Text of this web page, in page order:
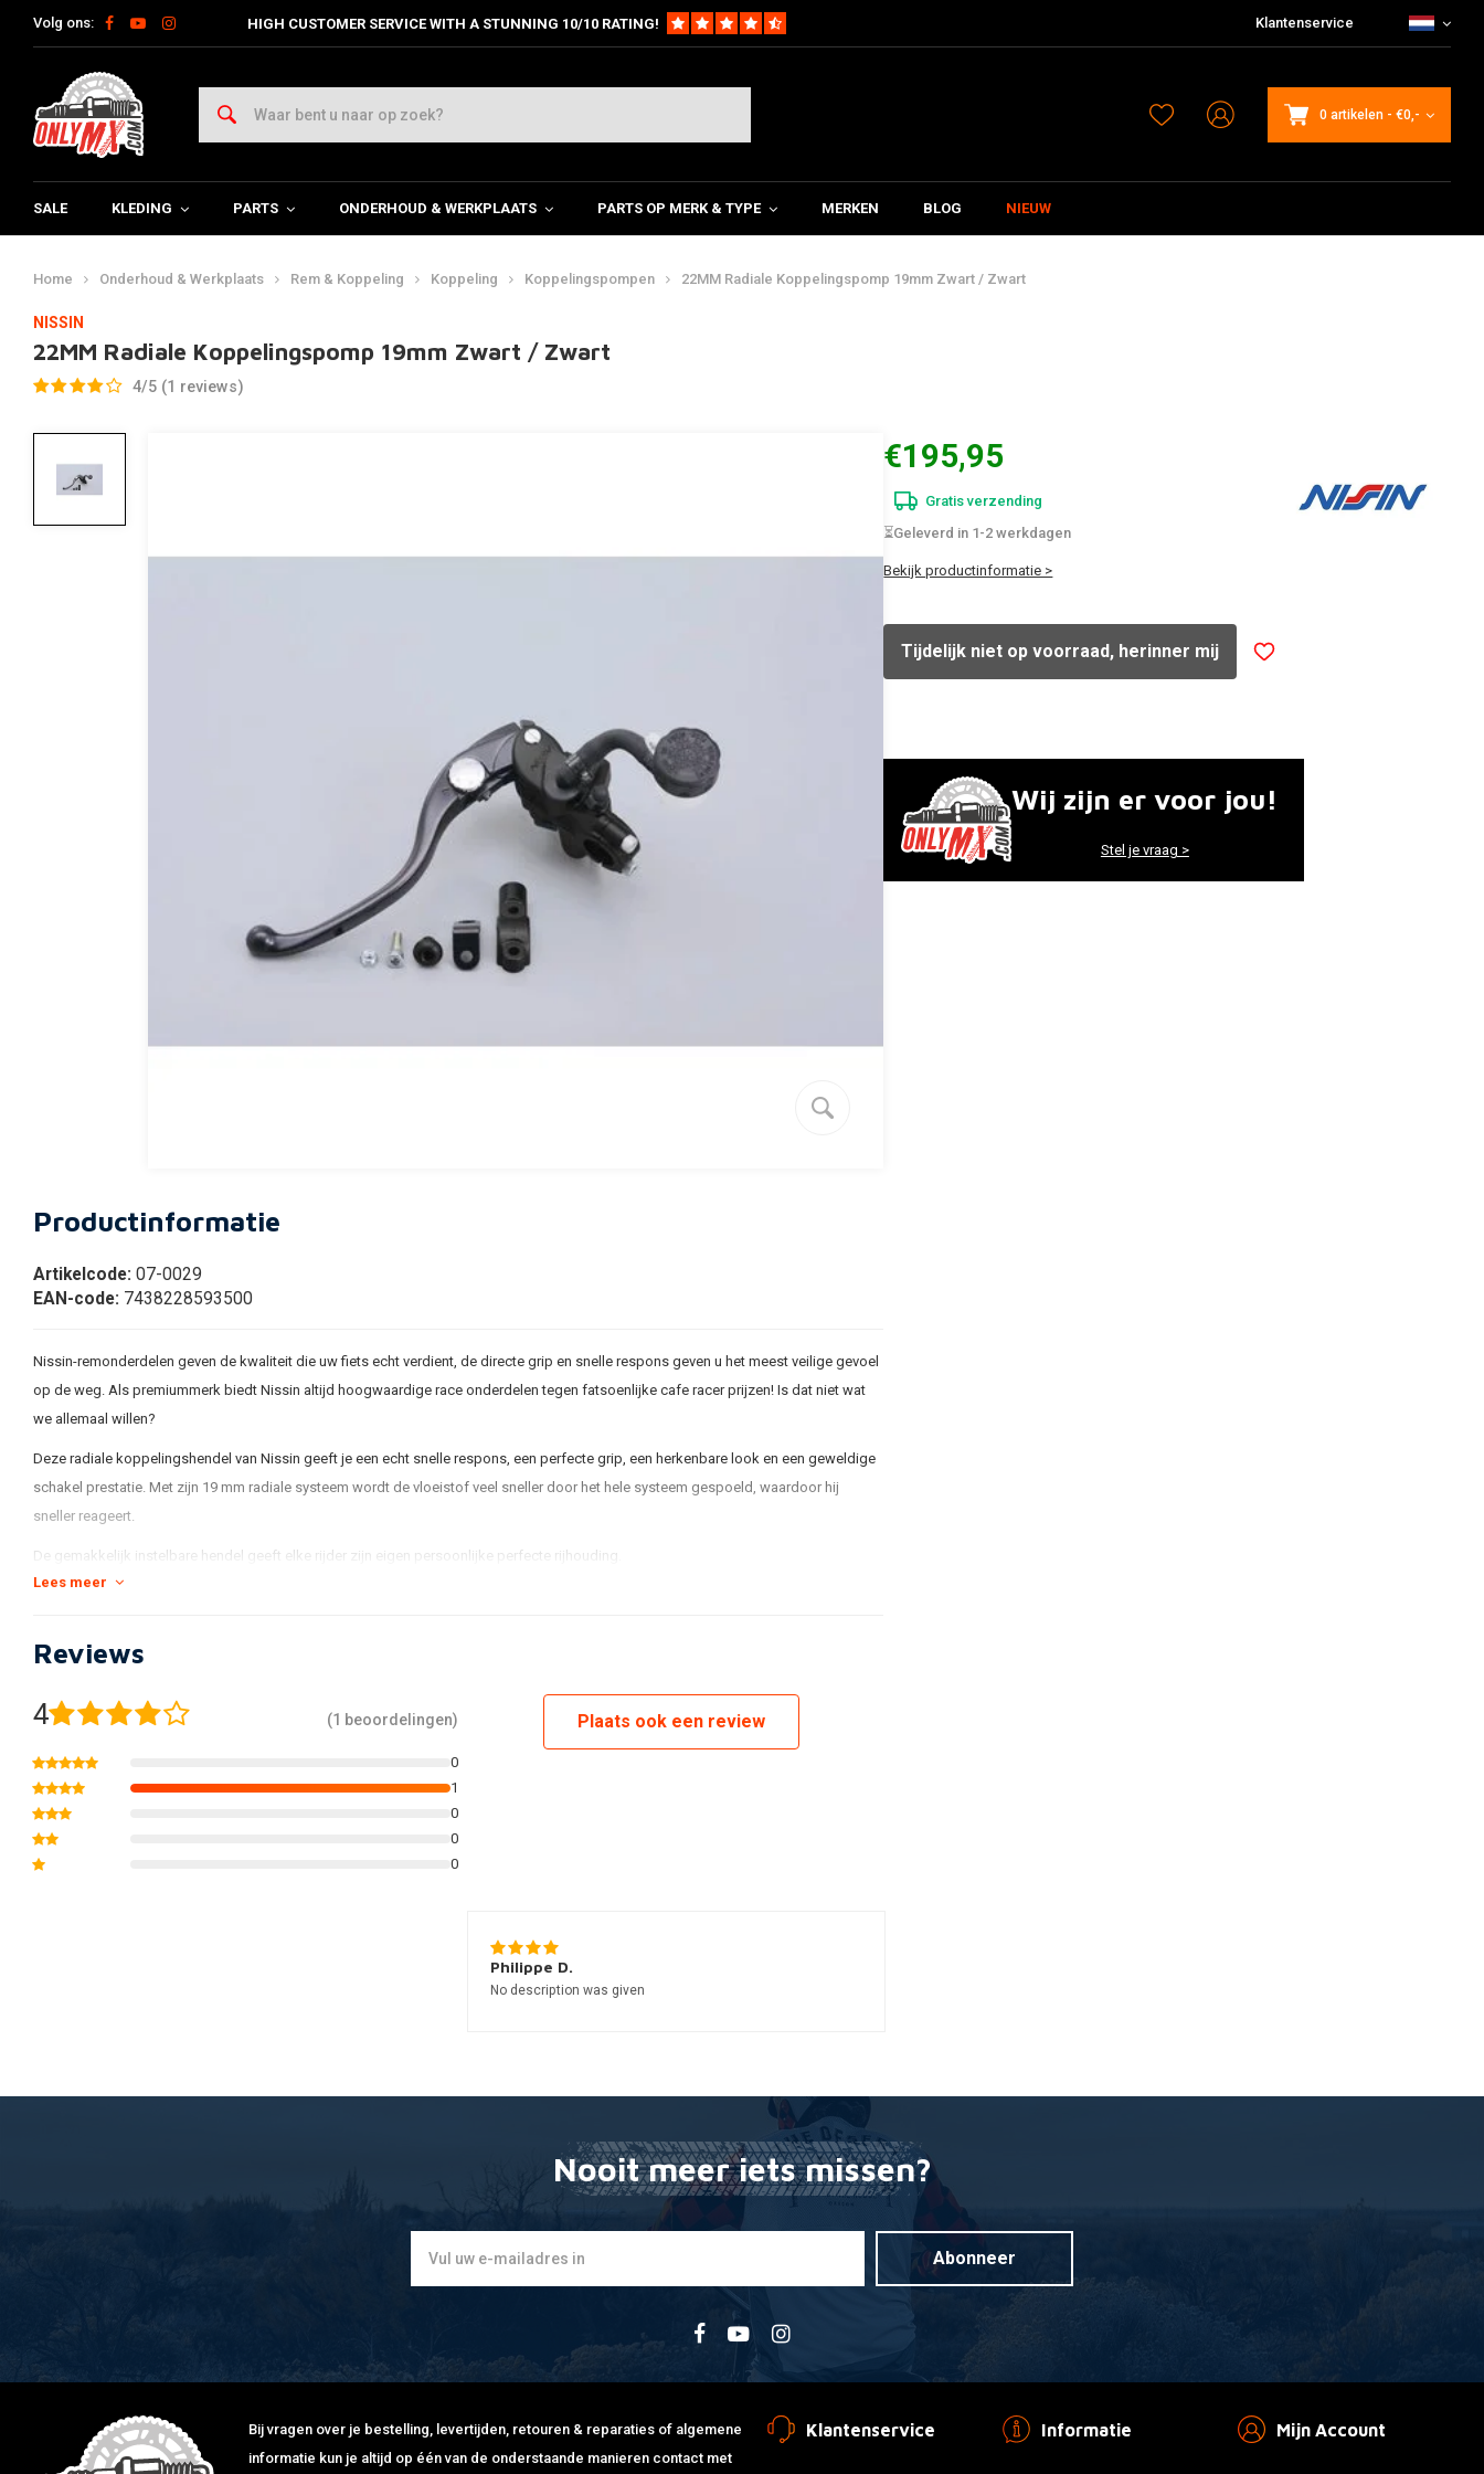
Volg ons: HIGH CUSTOMER SERVICE WITH A STUNNING 10/10 RATING! Klantenservice
0 artikelen - €0,-
SALE KLEDING PARTS ONDERHOUD & WERKPLAATS PARTS OP MERK & TYPE MERKEN BLOG NIEUW
Home Onderhoud & Werkplaats Rem & Koppeling Koppeling Koppelingspompen 22MM Radiale Koppelingspomp 19mm Zwart / Zwart
NISSIN
22MM Radiale Koppelingspomp 19mm Zwart / Zwart
4/5 (1 reviews)
€195,95
Gratis verzending
⏳Geleverd in 1-2 werkdagen
Bekijk productinformatie >
Tijdelijk niet op voorraad, herinner mij
Wij zijn er voor jou!
Stel je vraag >
Productinformatie
Artikelcode: 07-0029
EAN-code: 7438228593500
Nissin-remonderdelen geven de kwaliteit die uw fiets echt verdient, de directe grip en snelle respons geven u het meest veilige gevoel
op de weg. Als premiummerk biedt Nissin altijd hoogwaardige race onderdelen tegen fatsoenlijke cafe racer prijzen! Is dat niet wat
we allemaal willen?
Deze radiale koppelingshendel van Nissin geeft je een echt snelle respons, een perfecte grip, een herkenbare look en een geweldige
schakel prestatie. Met zijn 19 mm radiale systeem wordt de vloeistof veel sneller door het hele systeem gespoeld, waardoor hij
sneller reageert.
De gemakkelijk instelbare hendel geeft elke rijder zijn eigen persoonlijke perfecte rijhouding.
Lees meer
Reviews
4 (1 beoordelingen)
0
1
0
0
0
Plaats ook een review
Philippe D.
No description was given
Nooit meer iets missen?
Abonneer
Bij vragen over je bestelling, levertijden, retouren & reparaties of algemene
informatie kun je altijd op één van de onderstaande manieren contact met
Klantenservice Informatie Mijn Account